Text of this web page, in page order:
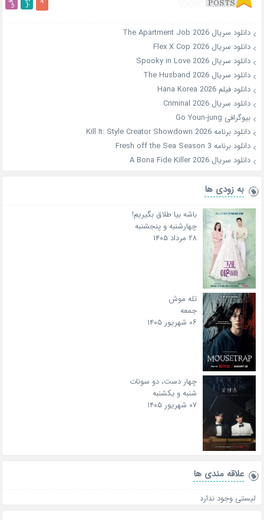
دانلود سریال The Apartment Job 2026
دانلود سریال Flex X Cop 2026
دانلود سریال Spooky in Love 2026
دانلود سریال The Husband 2026
دانلود فیلم Hana Korea 2026
دانلود سریال Criminal 2026
بیوگرافی Go Youn-jung
دانلود برنامه Kill It: Style Creator Showdown 2026
دانلود برنامه Fresh off the Sea Season 3
دانلود سریال A Bona Fide Killer 2026
به زودی ها
باشه بیا طلاق بگیریم!
چهارشنبه و پنجشنبه
۲۸ مرداد ۱۴۰۵
تله موش
جمعه
۰۶ شهریور ۱۴۰۵
چهار دست، دو سونات
شنبه و یکشنبه
۰۷ شهریور ۱۴۰۵
علاقه‌ مندی ها
لیستی وجود ندارد